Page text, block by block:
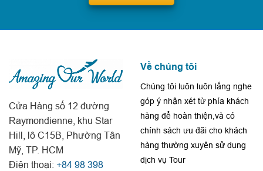
Cửa Hàng số 12 đường
Raymondienne, khu Star
Hill, lô C15B, Phường Tân
Mỹ, TP. HCM
Điện thoại: +84 98 398
Về chúng tôi
Chúng tôi luôn luôn lắng nghe
góp ý nhận xét từ phía khách
hàng để hoàn thiện,và có
chính sách ưu đãi cho khách
hàng thường xuyên sử dụng
dịch vụ Tour